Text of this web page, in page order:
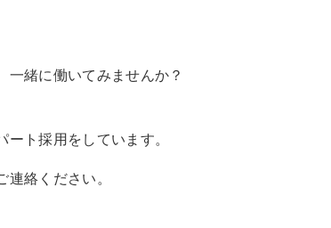
緒に働いてみませんか？
ト採用をしています。
絡ください。